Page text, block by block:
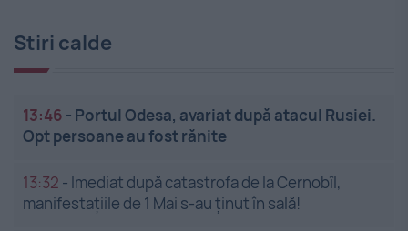
Stiri calde
13:46 - Portul Odesa, avariat după atacul Rusiei.
Opt persoane au fost rănite
13:32 - Imediat după catastrofa de la Cernobîl,
manifestațiile de 1 Mai s-au ținut în sală!